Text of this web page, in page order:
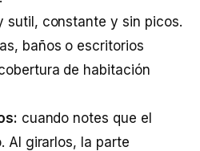
sutil, constante y sin picos.
baños o escritorios
de habitación
cuando notes que el
Al girarlos, la parte